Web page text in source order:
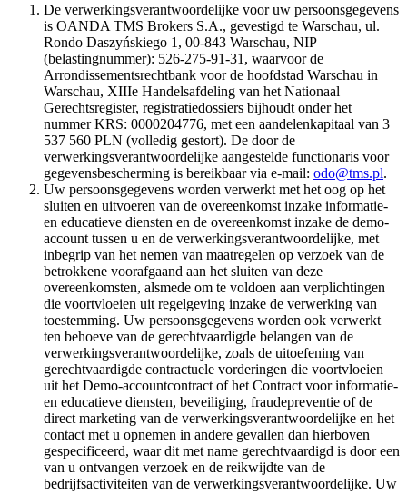
De verwerkingsverantwoordelijke voor uw persoonsgegevens
is OANDA TMS Brokers S.A., gevestigd te Warschau, ul.
Rondo Daszyńskiego 1, 00-843 Warschau, NIP
(belastingnummer): 526-275-91-31, waarvoor de
Arrondissementsrechtbank voor de hoofdstad Warschau in
Warschau, XIIIe Handelsafdeling van het Nationaal
Gerechtsregister, registratiedossiers bijhoudt onder het
nummer KRS: 0000204776, met een aandelenkapitaal van 3
537 560 PLN (volledig gestort). De door de
verwerkingsverantwoordelijke aangestelde functionaris voor
gegevensbescherming is bereikbaar via e-mail: odo@tms.pl.
Uw persoonsgegevens worden verwerkt met het oog op het
sluiten en uitvoeren van de overeenkomst inzake informatie-
en educatieve diensten en de overeenkomst inzake de demo-
account tussen u en de verwerkingsverantwoordelijke, met
inbegrip van het nemen van maatregelen op verzoek van de
betrokkene voorafgaand aan het sluiten van deze
overeenkomsten, alsmede om te voldoen aan verplichtingen
die voortvloeien uit regelgeving inzake de verwerking van
toestemming. Uw persoonsgegevens worden ook verwerkt
ten behoeve van de gerechtvaardigde belangen van de
verwerkingsverantwoordelijke, zoals de uitoefening van
gerechtvaardigde contractuele vorderingen die voortvloeien
uit het Demo-accountcontract of het Contract voor informatie-
en educatieve diensten, beveiliging, fraudepreventie of de
direct marketing van de verwerkingsverantwoordelijke en het
contact met u opnemen in andere gevallen dan hierboven
gespecificeerd, waar dit met name gerechtvaardigd is door een
van u ontvangen verzoek en de reikwijdte van de
bedrijfsactiviteiten van de verwerkingsverantwoordelijke. Uw